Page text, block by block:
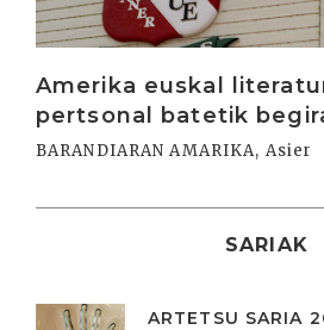
Amerika euskal
pertsonal batetik
BARANDIARAN AMARIKA, Asier
SARIAK
ARTETSU SARIA